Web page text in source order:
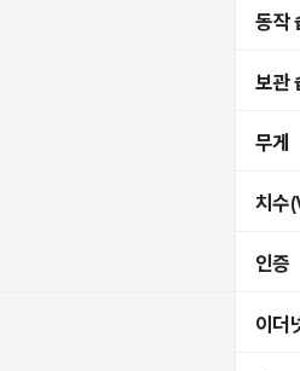
동작
보관
무게
치수
인증
이더